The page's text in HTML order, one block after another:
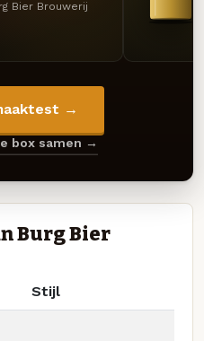
Bier Brouwerij
→
box samen →
Burg Bier
Stijl